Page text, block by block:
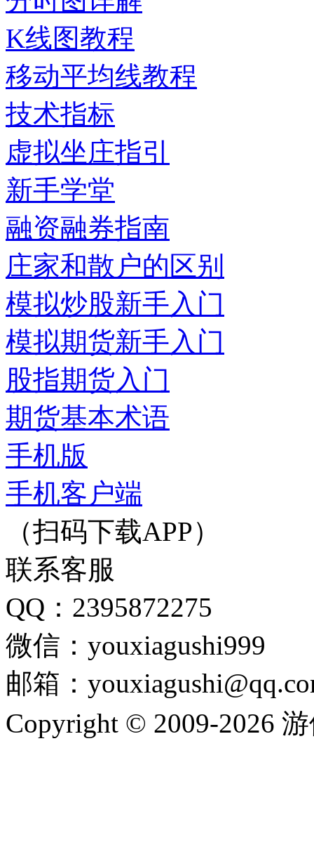
K线图教程
移动平均线教程
技术指标
虚拟坐庄指引
新手学堂
融资融券指南
庄家和散户的区别
模拟炒股新手入门
模拟期货新手入门
股指期货入门
期货基本术语
手机版
手机客户端
（扫码下载APP）
联系客服
QQ：2395872275
微信：youxiagushi999
邮箱：
Copyright © 2009-2026